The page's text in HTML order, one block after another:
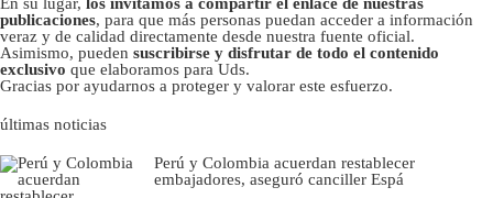
publicaciones, para que más personas puedan acceder a información
veraz y de calidad directamente desde nuestra fuente oficial.
Asimismo, pueden suscribirse y disfrutar de todo el contenido
exclusivo que elaboramos para Uds.
Gracias por ayudarnos a proteger y valorar este esfuerzo.
últimas noticias
Perú y Colombia acuerdan restablecer
embajadores, aseguró canciller Espá